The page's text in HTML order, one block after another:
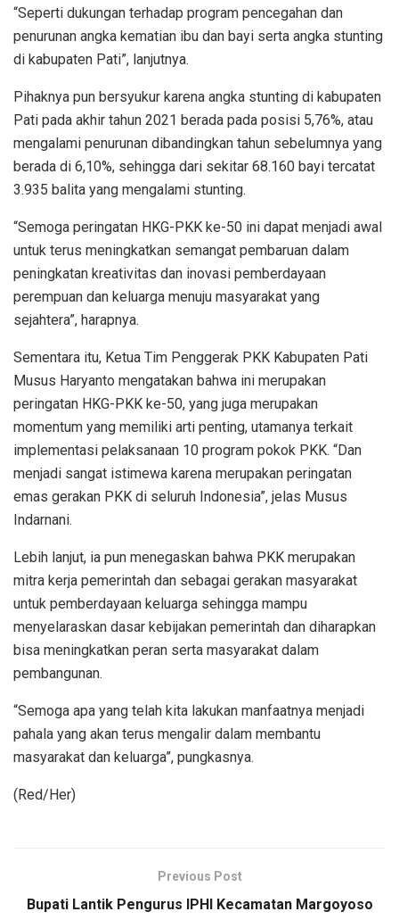
“Seperti dukungan terhadap program pencegahan dan
penurunan angka kematian ibu dan bayi serta angka stunting
di kabupaten Pati”, lanjutnya.
Pihaknya pun bersyukur karena angka stunting di kabupaten
Pati pada akhir tahun 2021 berada pada posisi 5,76%, atau
mengalami penurunan dibandingkan tahun sebelumnya yang
berada di 6,10%, sehingga dari sekitar 68.160 bayi tercatat
3.935 balita yang mengalami stunting.
“Semoga peringatan HKG-PKK ke-50 ini dapat menjadi awal
untuk terus meningkatkan semangat pembaruan dalam
peningkatan kreativitas dan inovasi pemberdayaan
perempuan dan keluarga menuju masyarakat yang
sejahtera”, harapnya.
Sementara itu, Ketua Tim Penggerak PKK Kabupaten Pati
Musus Haryanto mengatakan bahwa ini merupakan
peringatan HKG-PKK ke-50, yang juga merupakan
momentum yang memiliki arti penting, utamanya terkait
implementasi pelaksanaan 10 program pokok PKK. “Dan
menjadi sangat istimewa karena merupakan peringatan
emas gerakan PKK di seluruh Indonesia”, jelas Musus
Indarnani.
Lebih lanjut, ia pun menegaskan bahwa PKK merupakan
mitra kerja pemerintah dan sebagai gerakan masyarakat
untuk pemberdayaan keluarga sehingga mampu
menyelaraskan dasar kebijakan pemerintah dan diharapkan
bisa meningkatkan peran serta masyarakat dalam
pembangunan.
“Semoga apa yang telah kita lakukan manfaatnya menjadi
pahala yang akan terus mengalir dalam membantu
masyarakat dan keluarga”, pungkasnya.
(Red/Her)
Previous Post
Bupati Lantik Pengurus IPHI Kecamatan Margoyoso